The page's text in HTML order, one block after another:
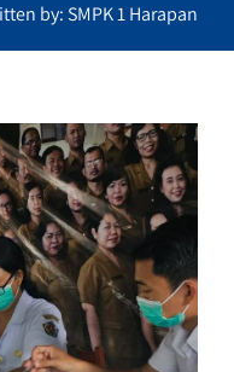
by: SMPK 1 Harapan